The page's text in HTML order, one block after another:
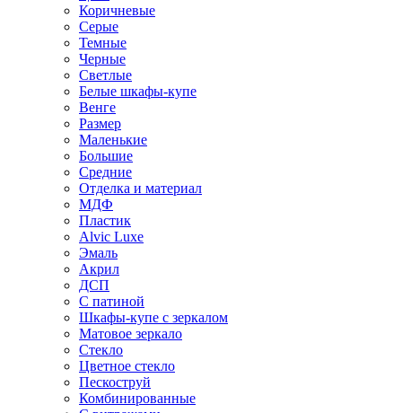
Коричневые
Серые
Темные
Черные
Светлые
Белые шкафы-купе
Венге
Размер
Маленькие
Большие
Средние
Отделка и материал
МДФ
Пластик
Alvic Luxe
Эмаль
Акрил
ДСП
С патиной
Шкафы-купе с зеркалом
Матовое зеркало
Стекло
Цветное стекло
Пескоструй
Комбинированные